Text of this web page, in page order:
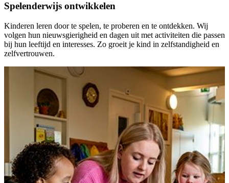
Spelenderwijs ontwikkelen
Kinderen leren door te spelen, te proberen en te ontdekken. Wij
volgen hun nieuwsgierigheid en dagen uit met activiteiten die passen
bij hun leeftijd en interesses. Zo groeit je kind in zelfstandigheid en
zelfvertrouwen.